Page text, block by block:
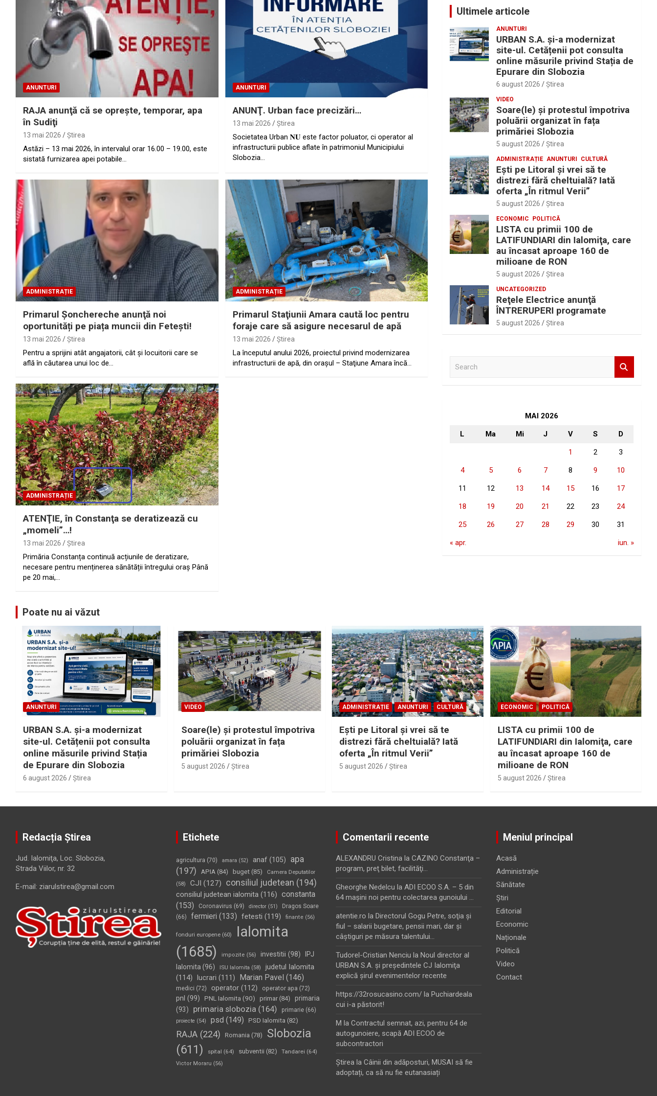
ANUNTURI
RAJA anunţă că se opreşte, temporar, apa
în Sudiţi
13 mai 2026 Ştirea
Astăzi – 13 mai 2026, în intervalul orar 16.00 – 19.00, este
sistată furnizarea apei potabile…
ANUNTURI
ANUNŢ. Urban face precizări…
13 mai 2026 Ştirea
Societatea Urban 𝐍𝐔 este factor poluator, ci operator al
infrastructurii publice aflate în patrimoniul Municipiului
Slobozia…
ADMINISTRAȚIE
Primarul Şonchereche anunţă noi
oportunități pe piața muncii din Fetești!
13 mai 2026 Ştirea
Pentru a sprijini atât angajatorii, cât și locuitorii care se
află în căutarea unui loc de…
ADMINISTRAȚIE
Primarul Staţiunii Amara caută loc pentru
foraje care să asigure necesarul de apă
13 mai 2026 Ştirea
La începutul anului 2026, proiectul privind modernizarea
infrastructurii de apă, din orașul – Staţiune Amara încă…
ADMINISTRAȚIE
ATENŢIE, în Constanţa se deratizează cu
„momeli”…!
13 mai 2026 Ştirea
Primăria Constanța continuă acțiunile de deratizare,
necesare pentru menținerea sănătății întregului oraș Până
pe 20 mai,…
Ultimele articole
ANUNTURI
URBAN S.A. și-a modernizat
site-ul. Cetățenii pot consulta
online măsurile privind Stația de
Epurare din Slobozia
6 august 2026 Ştirea
VIDEO
Soare(le) și protestul împotriva
poluării organizat în fața
primăriei Slobozia
5 august 2026 Ştirea
ADMINISTRAȚIE ANUNTURI CULTURĂ
Eşti pe Litoral şi vrei să te
distrezi fără cheltuială? Iată
oferta „În ritmul Verii”
5 august 2026 Ştirea
ECONOMIC POLITICĂ
LISTA cu primii 100 de
LATIFUNDIARI din Ialomiţa, care
au încasat aproape 160 de
milioane de RON
5 august 2026 Ştirea
UNCATEGORIZED
Reţele Electrice anunţă
ÎNTRERUPERI programate
5 august 2026 Ştirea
MAI 2026
L Ma Mi J V S D
1 2 3
4 5 6 7 8 9 10
11 12 13 14 15 16 17
18 19 20 21 22 23 24
25 26 27 28 29 30 31
« apr. iun. »
Poate nu ai văzut
ANUNTURI
URBAN S.A. și-a modernizat
site-ul. Cetățenii pot consulta
online măsurile privind Stația
de Epurare din Slobozia
6 august 2026 Ştirea
VIDEO
Soare(le) și protestul împotriva
poluării organizat în fața
primăriei Slobozia
5 august 2026 Ştirea
ADMINISTRAȚIE ANUNTURI CULTURĂ
Eşti pe Litoral şi vrei să te
distrezi fără cheltuială? Iată
oferta „În ritmul Verii”
5 august 2026 Ştirea
ECONOMIC POLITICĂ
LISTA cu primii 100 de
LATIFUNDIARI din Ialomiţa, care
au încasat aproape 160 de
milioane de RON
5 august 2026 Ştirea
Redacția Știrea
Jud. Ialomiţa, Loc. Slobozia,
Strada Viilor, nr. 32
E-mail: ziarulstirea@gmail.com
Etichete
agricultura (70) amara (52) anaf(105)
apa
(197)
APIA (84) buget(85)
Camera Deputatilor
(58)
CJI (127) consiliul judetean (194)
consiliul judetean ialomita (116) constanta
(153)
Coronavirus (69) director(51)
Dragos Soare
(66)
fermieri (133) fetesti (119) finante (56)
fonduri europene(60)
Ialomita
(1685)
impozite (56) investitii (98)
IPJ
Ialomita (96) ISU Ialomita (58)
judetul Ialomita
(114) lucrari (111) Marian Pavel (146)
medici (72) operator(112) operator apa (72)
pnl (99) PNL Ialomita (90) primar(84)
primaria
(93)
primaria slobozia (164) primarie(66)
proiecte (54) psd (149) PSD Ialomita (82)
RAJA(224) Romania (78)
Slobozia
(611)
spital (64) subventii (82) Tandarei (64)
Victor Moraru (56)
Comentarii recente
ALEXANDRU Cristina la CAZINO Constanţa –
program, preţ bilet, facilităţi…
Gheorghe Nedelcu la ADI ECOO S.A. – 5 din
64 maşini noi pentru colectarea gunoiului …
atentie.ro la Directorul Gogu Petre, soţia şi
fiul – salarii bugetare, pensii mari, dar şi
câştiguri pe măsura talentului…
Tudorel-Cristian Nenciu la Noul director al
URBAN S.A. şi preşedintele CJ Ialomiţa
explică şirul evenimentelor recente
https://32rosucasino.com/ la Puchiardeala
cui i-a păstorit!
M la Contractul semnat, azi, pentru 64 de
autogunoiere, scapă ADI ECOO de
subcontractori
Ştirea la Câinii din adăposturi, MUSAI să fie
adoptați, ca să nu fie eutanasiați
Meniul principal
Acasă
Administrație
Sănătate
Știri
Editorial
Economic
Naționale
Politică
Video
Contact